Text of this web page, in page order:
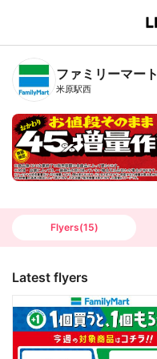
B
n
T
ファミリーマート
米原駅西
Flyers(15)
Latest flyers